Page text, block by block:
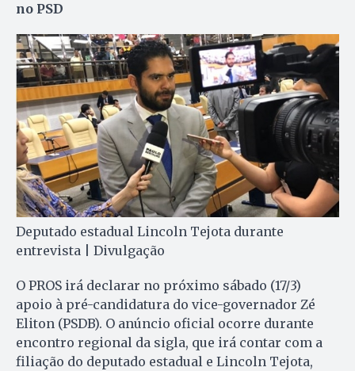
no PSD
Deputado estadual Lincoln Tejota durante
entrevista | Divulgação
O PROS irá declarar no próximo sábado (17/3)
apoio à pré-candidatura do vice-governador Zé
Eliton (PSDB). O anúncio oficial ocorre durante
encontro regional da sigla, que irá contar com a
filiação do deputado estadual e Lincoln Tejota,